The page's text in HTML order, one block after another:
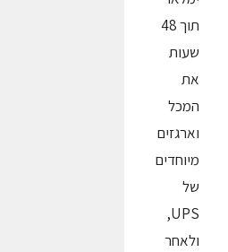
תוך 48
שעות
את
המכל
וארגזים
מיוחדים
של
UPS,
ולאחר